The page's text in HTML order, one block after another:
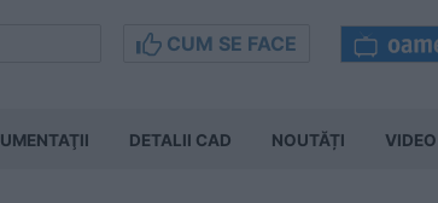
CUM SE FACE
DETALII CAD NOUTĂȚI VIDEO